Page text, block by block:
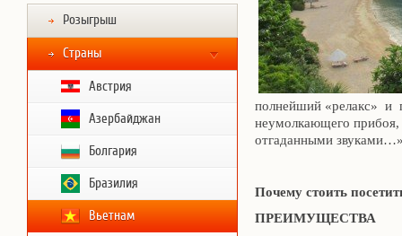
Розыгрыш
Страны
Австрия
Азербайджан
Болгария
Бразилия
Вьетнам
полнейший «релакс» и
неумолкающего
отгаданными
Почему стоить
ПРЕИМУЩЕСТВА